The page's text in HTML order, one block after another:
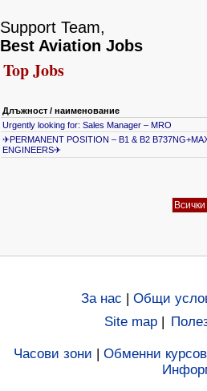
Support Team,
Best Aviation Jobs
Top Jobs
Длъжност / наименование
Urgently looking for: Sales Manager – MRO
✈PERMANENT POSITION – B1 & B2
ENGINEERS✈
За нас | Общи
Site map |
Часови зони | Обменни